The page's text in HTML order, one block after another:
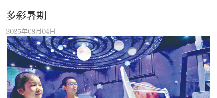
多彩暑期
2025年08月04日